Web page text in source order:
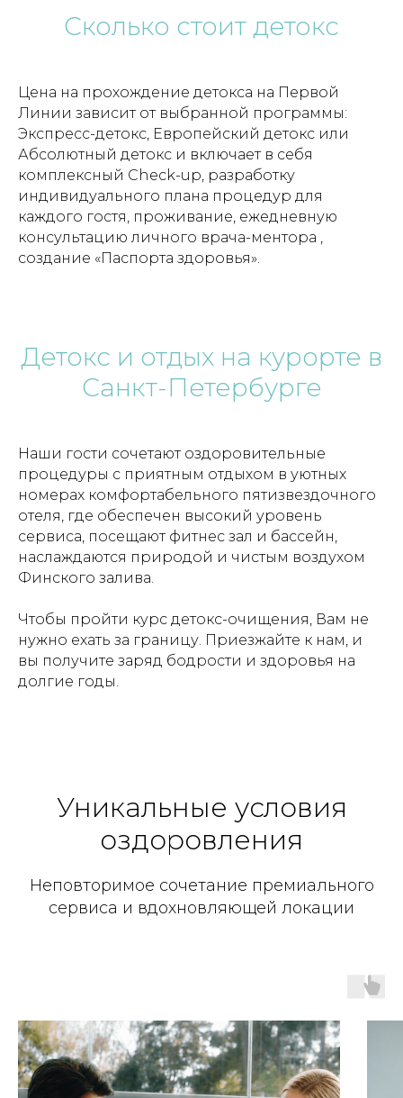
Сколько стоит детокс
Цена на прохождение детокса на Первой
Линии зависит от выбранной программы:
Экспресс-детокс, Европейский детокс или
Абсолютный детокс и включает в себя
комплексный Check-up, разработку
индивидуального плана процедур для
каждого гостя, проживание, ежедневную
консультацию личного врача-ментора ,
создание «Паспорта здоровья».
Детокс и отдых на курорте в
Санкт-Петербурге
Наши гости сочетают оздоровительные
процедуры с приятным отдыхом в уютных
номерах комфортабельного пятизвездочного
отеля, где обеспечен высокий уровень
сервиса, посещают фитнес зал и бассейн,
наслаждаются природой и чистым воздухом
Финского залива.
Чтобы пройти курс детокс-очищения, Вам не
нужно ехать за границу. Приезжайте к нам, и
вы получите заряд бодрости и здоровья на
долгие годы.
Уникальные условия
оздоровления
Неповторимое сочетание премиального
сервиса и вдохновляющей локации